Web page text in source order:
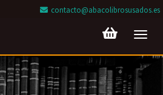
contacto@abacolibrosusados.es